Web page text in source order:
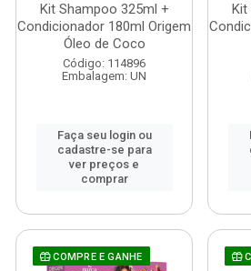
Kit Shampoo 325ml +
Condicionador 180ml Origem
Óleo de Coco
Código: 114896
Embalagem: UN
Faça seu login ou
cadastre-se para
ver preços e
comprar
Kit
COMPRE E GANHE